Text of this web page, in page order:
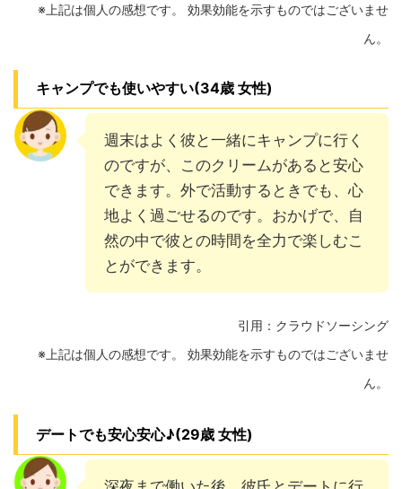
※上記は個人の感想です。 効果効能を示すものではございませ
ん。
キャンプでも使いやすい(34歳 女性)
週末はよく彼と一緒にキャンプに行く
のですが、このクリームがあると安心
できます。外で活動するときでも、心
地よく過ごせるのです。おかげで、自
然の中で彼との時間を全力で楽しむこ
とができます。
引用：クラウドソーシング
※上記は個人の感想です。 効果効能を示すものではございませ
ん。
デートでも安心安心♪(29歳 女性)